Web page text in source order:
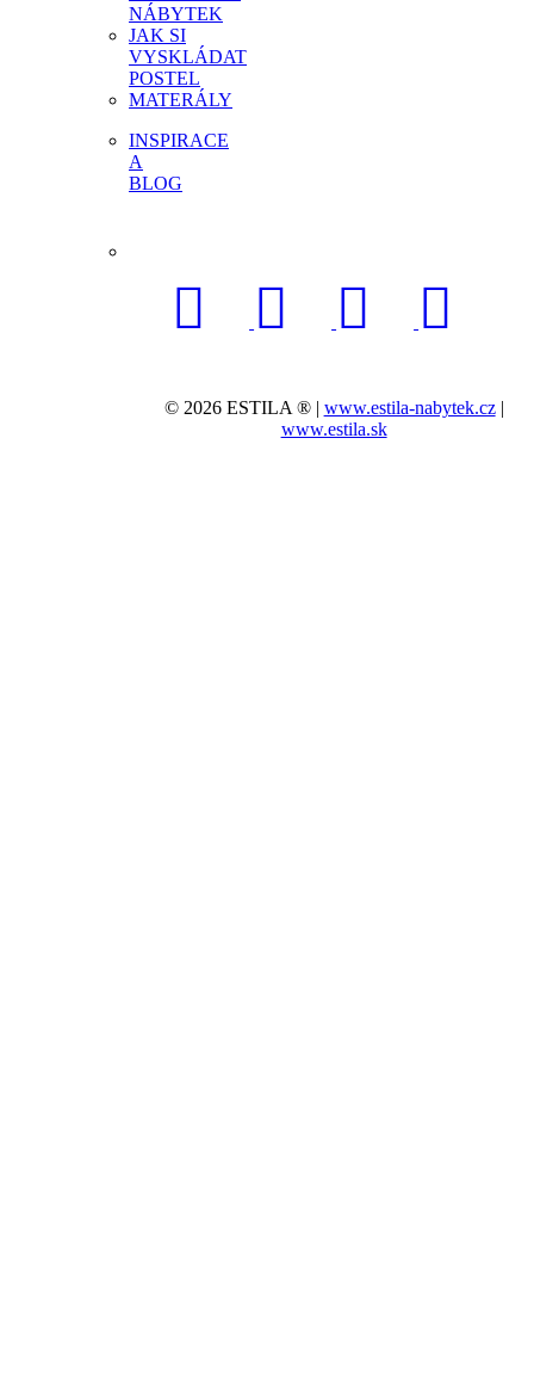
NÁBYTEK
JAK SI
VYSKLÁDAT
POSTEL
MATERÁLY
INSPIRACE
A
BLOG
© 2026 ESTILA ® | www.estila-nabytek.cz|
www.estila.sk